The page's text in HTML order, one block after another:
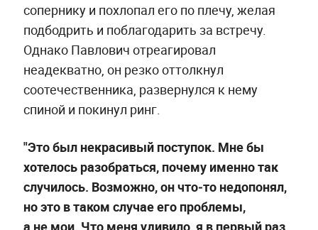
сопернику и похлопал его по плечу, желая
подбодрить и поблагодарить за встречу.
Однако Павлович отреагировал
неадекватно, он резко оттолкнул
соотечественника, развернулся к нему
спиной и покинул ринг.
"Это был некрасивый поступок. Мне бы
хотелось разобраться, почему именно так
случилось. Возможно, он что‑то недопонял,
но это в таком случае его проблемы,
а не мои. Что меня удивило, я в первый раз